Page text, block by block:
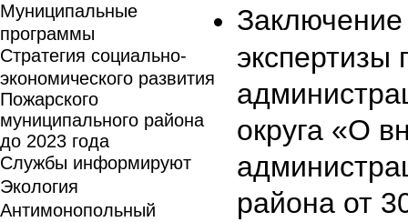
Муниципальные
программы
Стратегия социально-
экономического развития
Пожарского
муниципального района
до 2023 года
Службы информируют
Экология
Антимонопольный
Заключение
экспертизы
округа «О
района от